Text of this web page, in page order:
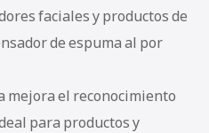
faciales y productos de
de espuma al por
mejora el reconocimiento
para productos y